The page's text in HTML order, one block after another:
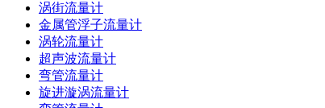
涡街流量计
金属管浮子流量计
涡轮流量计
超声波流量计
弯管流量计
旋进漩涡流量计